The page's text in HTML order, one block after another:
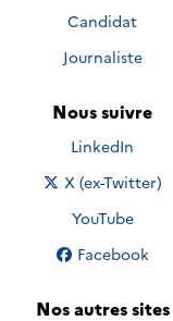
Candidat
Journaliste
Nous suivre
Nous suivre sur
LinkedIn
Nous suivre sur
X (ex-Twitter)
Nous suivre sur
YouTube
Nous suivre sur
Facebook
Nos autres sites